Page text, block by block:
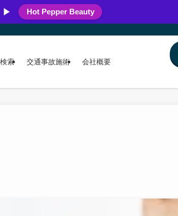
▶ Hot Pepper Beauty
索 交通事故施術 会社概要